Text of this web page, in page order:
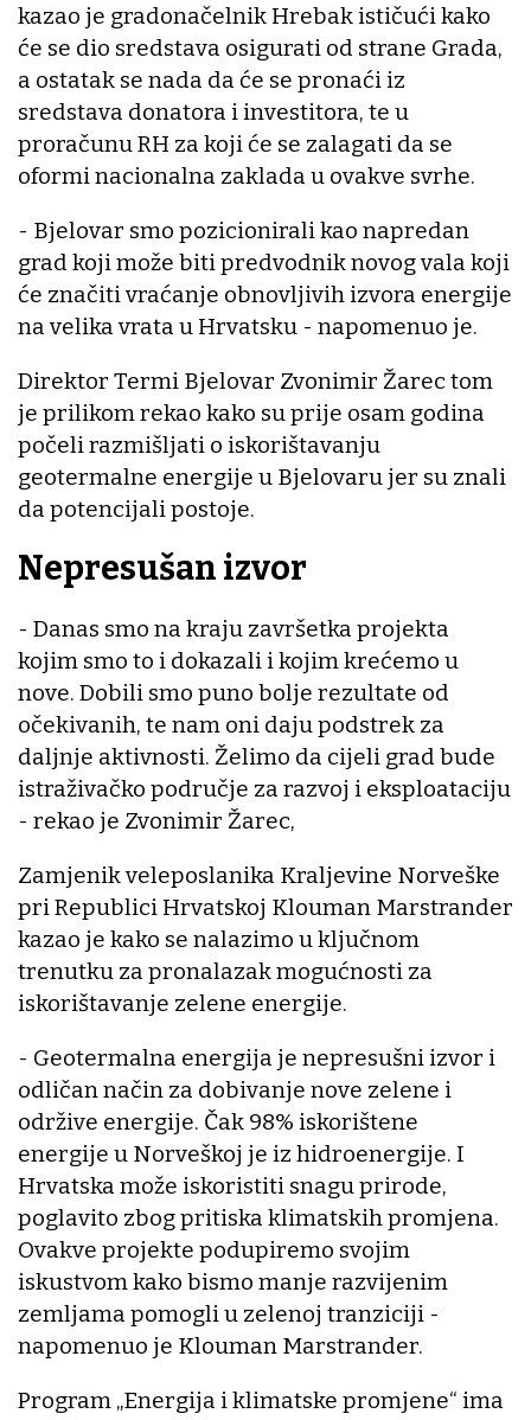
kazao je gradonačelnik Hrebak ističući kako
će se dio sredstava osigurati od strane Grada,
a ostatak se nada da će se pronaći iz
sredstava donatora i investitora, te u
proračunu RH za koji će se zalagati da se
oformi nacionalna zaklada u ovakve svrhe.
- Bjelovar smo pozicionirali kao napredan
grad koji može biti predvodnik novog vala koji
će značiti vraćanje obnovljivih izvora energije
na velika vrata u Hrvatsku - napomenuo je.
Direktor Termi Bjelovar Zvonimir Žarec tom
je prilikom rekao kako su prije osam godina
počeli razmišljati o iskorištavanju
geotermalne energije u Bjelovaru jer su znali
da potencijali postoje.
Nepresušan izvor
- Danas smo na kraju završetka projekta
kojim smo to i dokazali i kojim krećemo u
nove. Dobili smo puno bolje rezultate od
očekivanih, te nam oni daju podstrek za
daljnje aktivnosti. Želimo da cijeli grad bude
istraživačko područje za razvoj i eksploataciju
- rekao je Zvonimir Žarec,
Zamjenik veleposlanika Kraljevine Norveške
pri Republici Hrvatskoj Klouman Marstrander
kazao je kako se nalazimo u ključnom
trenutku za pronalazak mogućnosti za
iskorištavanje zelene energije.
- Geotermalna energija je nepresušni izvor i
odličan način za dobivanje nove zelene i
održive energije. Čak 98% iskorištene
energije u Norveškoj je iz hidroenergije. I
Hrvatska može iskoristiti snagu prirode,
poglavito zbog pritiska klimatskih promjena.
Ovakve projekte podupiremo svojim
iskustvom kako bismo manje razvijenim
zemljama pomogli u zelenoj tranziciji -
napomenuo je Klouman Marstrander.
Program „Energija i klimatske promjene“ ima